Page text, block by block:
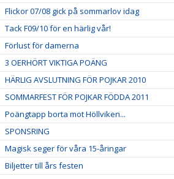
Flickor 07/08 gick på sommarlov idag
Tack F09/10 för en härlig vår!
Förlust för damerna
3 OERHÖRT VIKTIGA POÄNG
HÄRLIG AVSLUTNING FÖR POJKAR 2010
SOMMARFEST FÖR POJKAR FÖDDA 2011
Poängtapp borta mot Höllviken...
SPONSRING
Magisk seger för våra 15-åringar
Biljetter till års festen